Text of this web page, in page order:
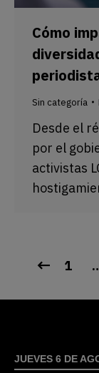
Cómo
Sin categoría
Desde el
por el
activistas
1
JUEVES 6 DE